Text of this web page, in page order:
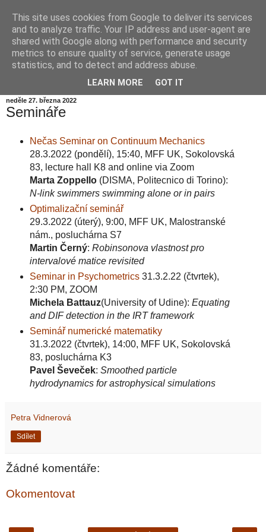
Informační zátiší
Blog Ústavu informatiky Akademie věd České republiky,
neděle 27. března 2022
Semináře
Nečas Seminar on Continuum Mechanics
28.3.2022 (pondělí), 15:40, MFF UK, Sokolovská
83, lecture hall K8 and online via Zoom
Marta Zoppello (DISMA, Politecnico di Torino):
N-link swimmers swimming alone or in pairs
Optimalizační seminář
29.3.2022 (úterý), 9:00, MFF UK, Malostranské
nám., posluchárna S7
Martin Černý: Robinsonova vlastnost pro
intervalové matice revisited
Seminar in Psychometrics31.3.2.22 (čtvrtek),
2:30 PM, ZOOM
Michela Battauz(University of Udine): Equating
and DIF detection in the IRT framework
Seminář numerické matematiky
31.3.2022 (čtvrtek), 14:00, MFF UK, Sokolovská
83, posluchárna K3
Pavel Ševeček: Smoothed particle
hydrodynamics for astrophysical simulations
Petra Vidnerová
Sdílet
Žádné komentáře:
Okomentovat
This site uses cookies from Google to deliver its services
and to analyze traffic. Your IP address and user-agent are
shared with Google along with performance and security
metrics to ensure quality of service, generate usage
statistics, and to detect and address abuse.
LEARN MORE GOT IT